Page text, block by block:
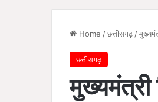
Home /छत्तीसगढ़ /
छत्तीसगढ़